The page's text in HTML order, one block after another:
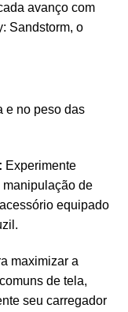
avanço com
Sandstorm, o
e no peso das
Experimente
manipulação de
equipado
maximizar a
de tela,
seu carregador